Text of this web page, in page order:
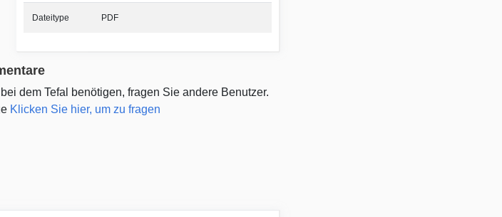
Dateitype PDF
dem Tefal benötigen, fragen Sie andere Benutzer.
Klicken Sie hier, um zu fragen